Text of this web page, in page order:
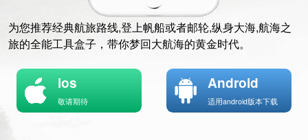
为您推荐经典航旅路线,登上帆船或者邮轮,纵身大海,航海之
旅的全能工具盒子，带你梦回大航海的黄金时代。
ios
敬请期待
Android
适用android版本下载